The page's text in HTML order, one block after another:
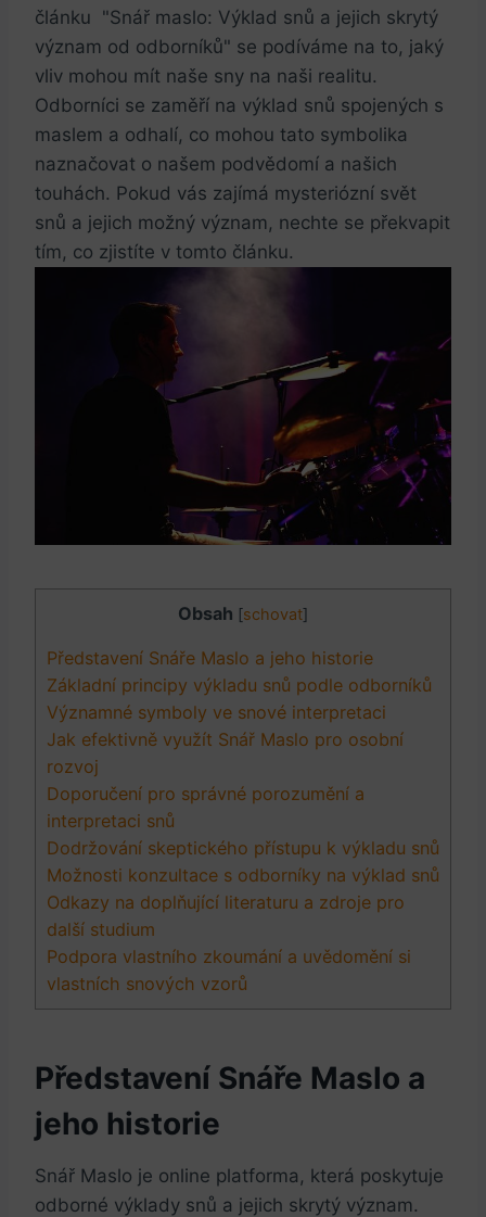
článku ​ "Snář maslo: Výklad snů a ‍jejich skrytý
význam od odborníků" ⁢se⁣ podíváme ⁤na to, ⁣jaký
vliv​ mohou ⁣mít ​naše sny na naši ⁣realitu.‍
Odborníci se zaměří na výklad snů spojených s
maslem ‌a ‍odhalí, ‌co mohou tato symbolika
naznačovat o našem podvědomí a našich
touhách.⁣ Pokud vás zajímá mysteriózní svět
snů ⁤a jejich možný význam, nechte​ se ​překvapit⁣
tím, co zjistíte v tomto‍ článku.
Obsah [schovat]
Představení Snáře Maslo a jeho ⁣historie
Základní principy výkladu snů podle ⁢odborníků
Významné symboly ve snové interpretaci
Jak⁣ efektivně využít Snář Maslo pro ​osobní
rozvoj
Doporučení pro správné‍ porozumění a⁢
interpretaci ‌snů
Dodržování skeptického přístupu k ‍výkladu snů
Možnosti ‍konzultace s odborníky​ na výklad snů
Odkazy ⁢na doplňující literaturu a zdroje ‌pro
⁣další studium
Podpora vlastního zkoumání a uvědomění si
vlastních snových vzorů
Představení Snáře Maslo a
jeho ⁣historie
Snář Maslo je online platforma, ‍která poskytuje
odborné výklady snů ⁤a‍ jejich skrytý význam.